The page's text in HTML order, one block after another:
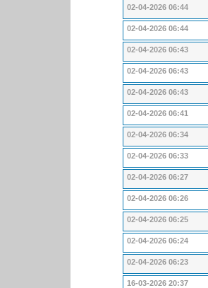
02-04-2026 06:44
02-04-2026 06:44
02-04-2026 06:43
02-04-2026 06:43
02-04-2026 06:43
02-04-2026 06:41
02-04-2026 06:34
02-04-2026 06:33
02-04-2026 06:27
02-04-2026 06:26
02-04-2026 06:25
02-04-2026 06:24
02-04-2026 06:23
16-03-2026 20:37